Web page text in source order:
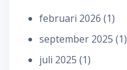
februari 2026 (1)
september 2025 (1)
juli 2025 (1)